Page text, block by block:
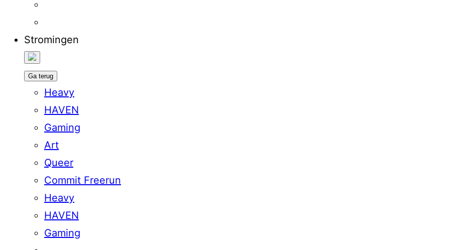
Stromingen
Ga terug
Heavy
HAVEN
Gaming
Art
Queer
Commit Freerun
Heavy
HAVEN
Gaming